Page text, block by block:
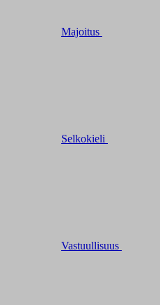
Majoitus
Selkokieli
Vastuullisuus